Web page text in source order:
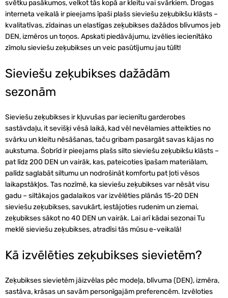
svētku pasākumos, velkot tās kopā ar kleitu vai svārkiem. Drogas
interneta veikalā ir pieejams īpaši plašs sieviešu zeķubikšu klāsts –
kvalitatīvas, zīdainas un elastīgas zeķubikses dažādos blīvumos jeb
DEN, izmēros un toņos. Apskati piedāvājumu, izvēlies iecienītāko
zīmolu sieviešu zeķubikses un veic pasūtījumu jau tūlīt!
Sieviešu zeķubikses dažādām
sezonām
Sieviešu zeķubikses ir kļuvušas par iecienītu garderobes
sastāvdaļu, it sevišķi vēsā laikā, kad vēl nevēlamies atteikties no
svārku un kleitu nēsāšanas, taču gribam pasargāt savas kājas no
aukstuma. Šobrīd ir pieejams plašs silto sieviešu zeķubikšu klāsts –
pat līdz 200 DEN un vairāk, kas, pateicoties īpašam materiālam,
palīdz saglabāt siltumu un nodrošināt komfortu pat ļoti vēsos
laikapstākļos. Tas nozīmē, ka sieviešu zeķubikses var nēsāt visu
gadu – siltākajos gadalaikos var izvēlēties plānās 15-20 DEN
sieviešu zeķubikses, savukārt, iestājoties rudenim un ziemai,
zeķubikses sākot no 40 DEN un vairāk. Lai arī kādai sezonai Tu
meklē sieviešu zeķubikses, atradīsi tās mūsu e-veikalā!
Kā izvēlēties zeķubikses sievietēm?
Zeķubikses sievietēm jāizvēlas pēc modeļa, blīvuma (DEN), izmēra,
sastāva, krāsas un savām personīgajām preferencēm. Izvēloties